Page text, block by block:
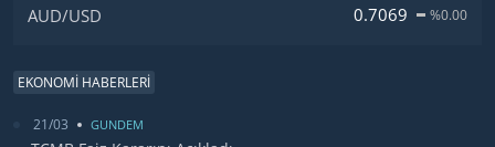
AUD/USD 0.7069 %0.00
EKONOMİ HABERLERİ
21/03 GUNDEM